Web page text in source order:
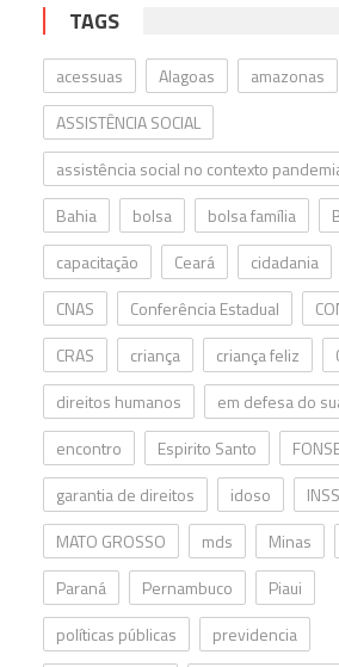
TAGS
acessuas Alagoas
amazonas
ASSISTÊNCIA SOCIAL
assistência social no contexto
Bahia
bolsa bolsa família
capacitação
Ceará cidadania
CNAS
Conferência Estadual
CRAS
criança criança feliz
direitos humanos
em defesa do
encontro
Espirito Santo
garantia de direitos
idoso
INSS
MATO GROSSO
mds Minas
Paraná
Pernambuco
Piaui
políticas públicas
previdencia